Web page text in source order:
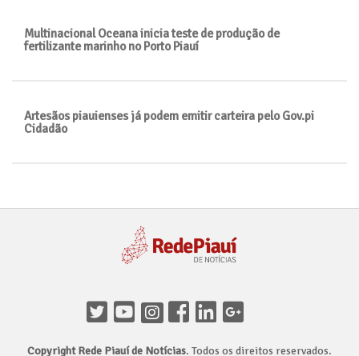
Multinacional Oceana inicia teste de produção de
fertilizante marinho no Porto Piauí
Artesãos piauienses já podem emitir carteira pelo Gov.pi
Cidadão
Copyright Rede Piauí de Notícias. Todos os direitos reservados.